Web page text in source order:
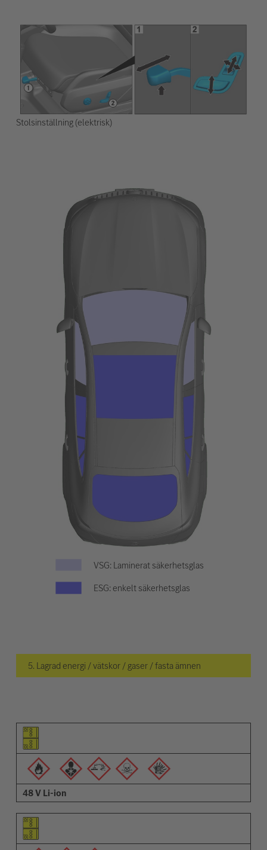
Stolsinställning (elektrisk)
VSG: Laminerat säkerhetsglas
ESG: enkelt säkerhetsglas
5. Lagrad energi / vätskor / gaser / fasta ämnen
Piktogram för objektet
Piktogram för varningarna
Beskrivning
48 V Li-ion